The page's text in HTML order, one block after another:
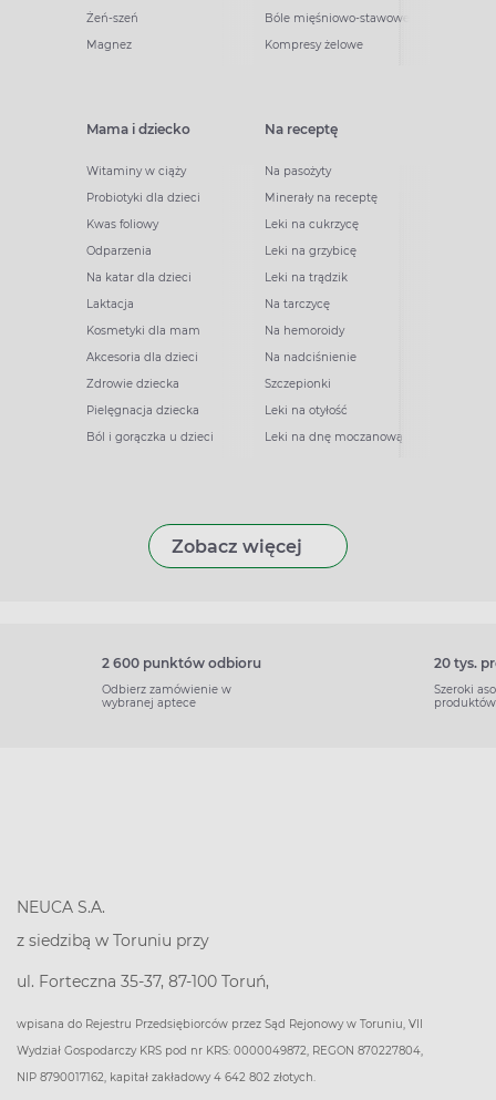
Żeń-szeń
Magnez
Bóle mięśniowo-stawowe
Kompresy żelowe
Mama i dziecko
Witaminy w ciąży
Probiotyki dla dzieci
Kwas foliowy
Odparzenia
Na katar dla dzieci
Laktacja
Kosmetyki dla mam
Akcesoria dla dzieci
Zdrowie dziecka
Pielęgnacja dziecka
Ból i gorączka u dzieci
Na receptę
Na pasożyty
Minerały na receptę
Leki na cukrzycę
Leki na grzybicę
Leki na trądzik
Na tarczycę
Na hemoroidy
Na nadciśnienie
Szczepionki
Leki na otyłość
Leki na dnę moczanową
Zobacz więcej
2 600 punktów odbioru
Odbierz zamówienie w
wybranej aptece
20 tys.
Szeroki
produktów
NEUCA S.A.
z siedzibą w Toruniu przy
ul. Forteczna 35-37, 87-100 Toruń,
wpisana do Rejestru Przedsiębiorców przez Sąd Rejonowy w Toruniu, VII
Wydział Gospodarczy KRS pod nr KRS: 0000049872, REGON 870227804,
NIP 8790017162, kapitał zakładowy 4 642 802 złotych.